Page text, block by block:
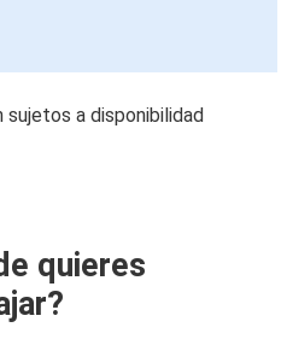
a disponibilidad
quieres